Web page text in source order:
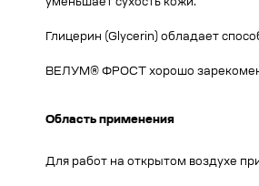
уменьшает сухость кожи.
Глицерин (Glycerin) обладает
ВЕЛУМ® ФРОСТ хорошо
Область применения
Для работ на открытом воздухе